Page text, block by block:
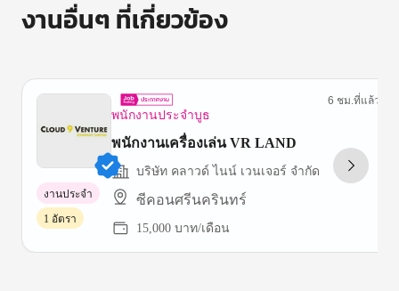
งานอื่นๆ ที่เกี่ยวข้อง
พนักงานประจำบูธ
6 ชม.ที่แล้ว
พนักงานเครื่องเล่น VR LAND
บริษัท คลาวด์ ไนน์ เวนเจอร์ จํากัด
ซีคอนศรีนครินทร์
15,000 บาท/เดือน
งานประจำ
1 อัตรา